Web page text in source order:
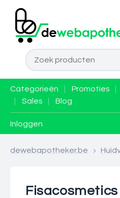
Categorieën Promoties
Sales Blog
Inloggen
dewebapotheker.be >